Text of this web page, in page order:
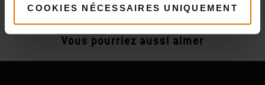
COOKIES NÉCESSAIRES UNIQUEMENT
Plusrecettes
Vous pourriez aussi aimer